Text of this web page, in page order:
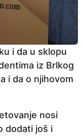
i da u sklopu
iz Brlkog
i da o njihovom
nosi
dodati još i